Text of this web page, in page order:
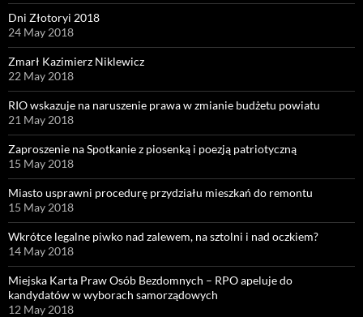
Dni Złotoryi 2018
24 May 2018
Zmarł Kazimierz Niklewicz
22 May 2018
RIO wskazuje na naruszenie prawa w zmianie budżetu powiatu
21 May 2018
Zaproszenie na Spotkanie z piosenką i poezją patriotyczną
15 May 2018
Miasto usprawni procedurę przydziału mieszkań do remontu
15 May 2018
Wkrótce legalne piwko nad zalewem, na sztolni i nad oczkiem?
14 May 2018
Miejska Karta Praw Osób Bezdomnych – RPO apeluje do
kandydatów w wyborach samorządowych
12 May 2018